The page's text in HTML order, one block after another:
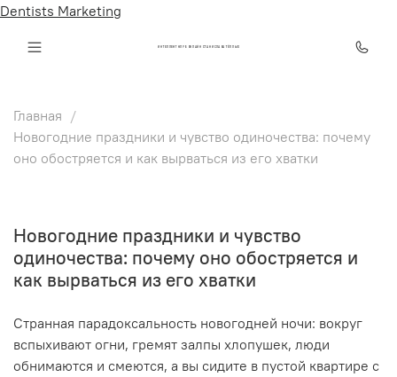
Dentists Marketing
ИНТЕЛЛЕКТ КЛУБ ОНЛАЙН СТАНИСЛАВА ТЁПЛЫХ
Главная
Новогодние праздники и чувство одиночества: почему
оно обостряется и как вырваться из его хватки
Новогодние праздники и чувство
одиночества: почему оно обостряется и
как вырваться из его хватки
Странная парадоксальность новогодней ночи: вокруг
вспыхивают огни, гремят залпы хлопушек, люди
обнимаются и смеются, а вы сидите в пустой квартире с